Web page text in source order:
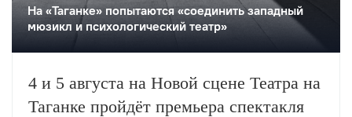
На «Таганке» попытаются «соединить западный
мюзикл и психологический театр»
4 и 5 августа на Новой сцене Театра на
Таганке пройдёт премьера спектакля